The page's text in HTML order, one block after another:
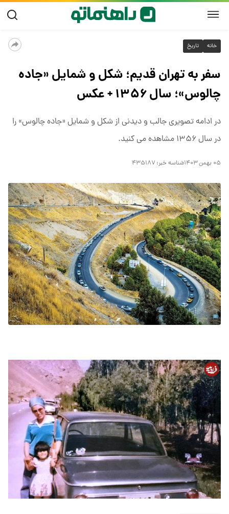
خانه تاریخ
سفر به تهران قدیم؛ شکل و شمایل «جاده
چالوس»؛ سال ۱۳۵۶ + عکس
در ادامه تصویری جالب و دیدنی از شکل و شمایل «جاده چالوس» را
در سال ۱۳۵۶ مشاهده می کنید.
۰۵ بهمن ۱۴۰۳ شناسه خبر: ۴۳۵۱۸۷